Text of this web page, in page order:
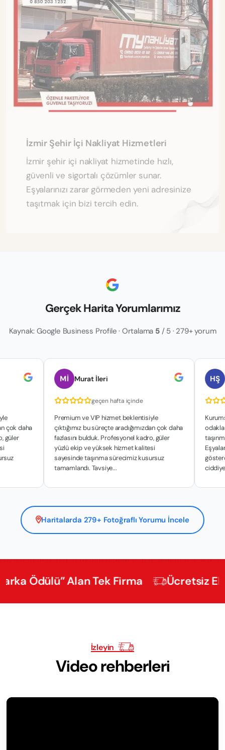
İzmir şehir içi nakliyat hizmetinde hızlı,
güvenli ve sigortalı çözümler sunar.
Eşyalarınızı zarar görmeden yeni adresinize
taşıtmak için bizi tercih edin.
Gerçek Harita Yorumlarımız
Kaynak: Google Business Profile · Ortalama 5/ 5 · 279+ yorum
Murat İleri
geçen hafta içinde
Premium ve VIP hizmet beklentisiyle
çıktığımız bu süreçte aradığımızdan çok daha
fazlasını bulduk. Profesyonel kadro, güler
yüzlü ekip ve yüksek hizmet kalitesi
sayesinde taşınma sürecimiz kusursuz
tamamlandı. Tavsiye...
hakan
Kurumsal
odaklanan
taşınma
Eşyalarımızın
gösterdikleri
ciddiyetle y...
Haritalarda 279+ Fotoğraflı Yorumu İncele
Alan Tek Firma Ücretsiz Ekspertiz
İzleyin
Video rehberleri